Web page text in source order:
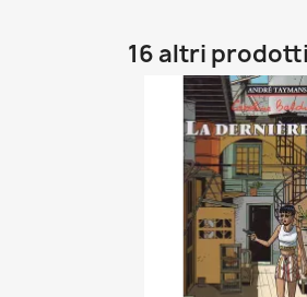
16 altri